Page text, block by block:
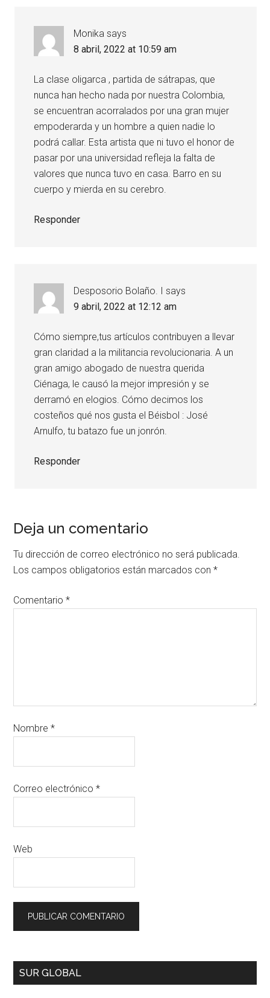
Monika says
8 abril, 2022 at 10:59 am
La clase oligarca , partida de sátrapas, que
nunca han hecho nada por nuestra Colombia,
se encuentran acorralados por una gran mujer
empoderarda y un hombre a quien nadie lo
podrá callar. Esta artista que ni tuvo el honor de
pasar por una universidad refleja la falta de
valores que nunca tuvo en casa. Barro en su
cuerpo y mierda en su cerebro.
Responder
Desposorio Bolaño. I says
9 abril, 2022 at 12:12 am
Cómo siempre,tus artículos contribuyen a llevar
gran claridad a la militancia revolucionaria. A un
gran amigo abogado de nuestra querida
Ciénaga, le causó la mejor impresión y se
derramó en elogios. Cómo decimos los
costeños qué nos gusta el Béisbol : José
Arnulfo, tu batazo fue un jonrón.
Responder
Deja un comentario
Tu dirección de correo electrónico no será publicada.
Los campos obligatorios están marcados con*
Comentario*
Nombre*
Correo electrónico*
Web
SUR GLOBAL